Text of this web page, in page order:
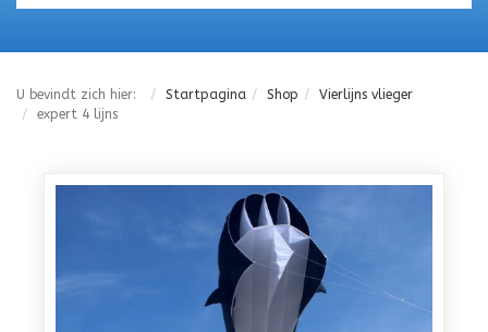
U bevindt zich hier: Startpagina Shop
Vierlijns vlieger
expert 4 lijns